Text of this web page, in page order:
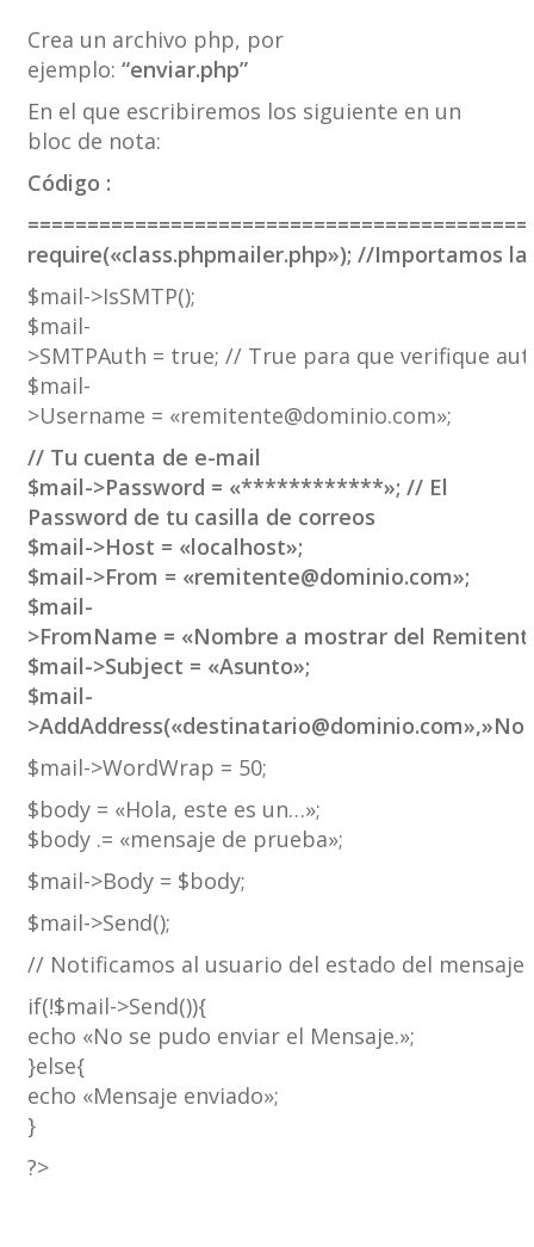
Crea un archivo php, por
ejemplo: “enviar.php”
En el que escribiremos los siguiente en un
bloc de nota:
Código :
require(«class.phpmailer.php»); //Importamos
$mail->IsSMTP();
$mail-
>SMTPAuth = true; // True para que verifique
$mail-
>Username = «remitente@dominio.com»;
// Tu cuenta de e-mail
$mail->Password = «************»; // El
Password de tu casilla de correos
$mail->Host = «localhost»;
$mail->From = «remitente@dominio.com»;
$mail-
>FromName = «Nombre a mostrar del
$mail->Subject = «Asunto»;
$mail-
$mail->WordWrap = 50;
$body = «Hola, este es un…»;
$body .= «mensaje de prueba»;
$mail->Body = $body;
$mail->Send();
// Notificamos al usuario del estado del mensaje
if(!$mail->Send()){
echo «No se pudo enviar el Mensaje.»;
}else{
echo «Mensaje enviado»;
}
?>